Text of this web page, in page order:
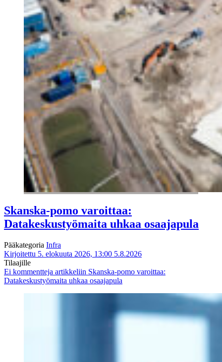
Skanska-pomo varoittaa:
Datakeskustyömaita uhkaa osaajapula
Pääkategoria Infra
Kirjoitettu 5. elokuuta 2026, 13:00 5.8.2026
Tilaajille
Ei kommentteja artikkeliin Skanska-pomo varoittaa:
Datakeskustyömaita uhkaa osaajapula